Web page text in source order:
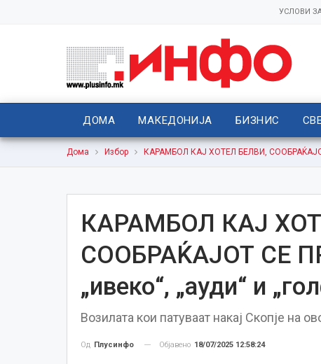
УСЛОВИ
ДОМА МАКЕДОНИЈА БИЗНИС
Дома Избор КАРАМБОЛ КАЈ ХОТЕЛ БЕЛВИ,
КАРАМБОЛ КАЈ
СООБРАЌАЈОТ СЕ
„ивеко“, „ауди“ и
Возилата кои патуваат накај Скопје на
Од Плусинфо Објавено 18/07/2025 12:58:24